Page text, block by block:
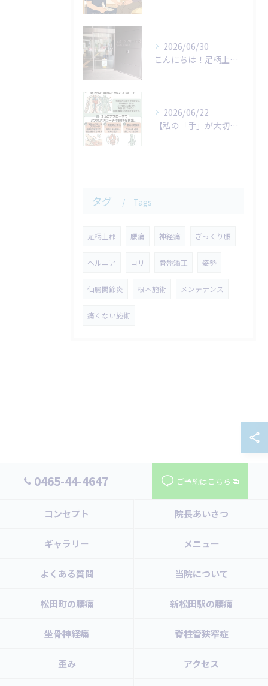
2026/06/30
こんにちは！足柄上整体院です。
2026/06/22
​【私の「手」が大切にしていること】
タグ Tags
足柄上郡 腰痛 神経痛 ぎっくり腰
ヘルニア コリ 骨盤矯正 姿勢
仙腸関節炎 根本施術 メンテナンス
痛くない施術
0465-44-4647 ご予約はこちら
コンセプト 院長あいさつ
ギャラリー メニュー
よくある質問 当院について
松田町の腰痛 新松田駅の腰痛
坐骨神経痛 脊柱管狭窄症
歪み アクセス